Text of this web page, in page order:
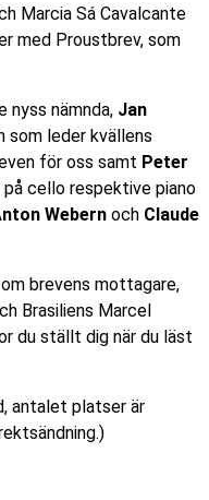
Marcia Sá Cavalcante
med Proustbrev, som
nyss nämnda, Jan
som leder kvällens
för oss samt Peter
på cello respektive piano
Webern och Claude
brevens mottagare,
Brasiliens Marcel
du ställt dig när du läst
antalet platser är